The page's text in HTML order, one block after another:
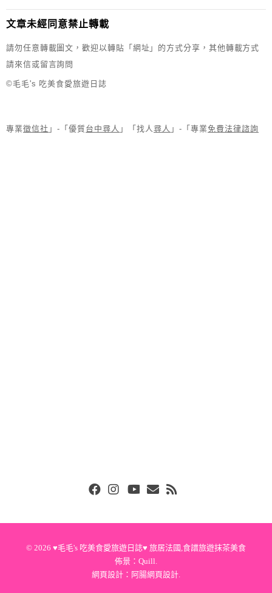
文章未經同意禁止轉載
請勿任意轉載圖文，歡迎以轉貼「網址」的方式分享，其他轉載方式
請來信或留言詢問
©毛毛's 吃美食愛旅遊日誌
專業徵信社 」-「優質台中尋人 」「找人 尋人 」-「專業免費法律諮詢
© 2026 ♥毛毛's 吃美食愛旅遊日誌♥ 旅居法國,食譜旅遊抹茶美食
佈景： Quill
網頁設計： 阿腸網頁設計